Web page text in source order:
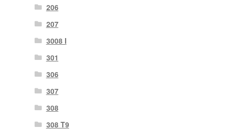
206
207
3008 I
301
306
307
308
308 T9